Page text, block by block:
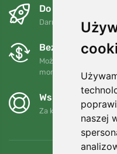
naszej
Do następnego
Darmowa wysyłka
Bezpłatne
Możesz zwrócić lub
momencie w ciągu
Wspieramy
Za każde zamówienie